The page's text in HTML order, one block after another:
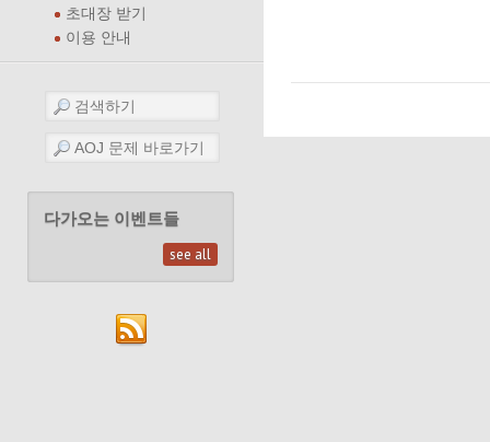
초대장 받기
이용 안내
다가오는 이벤트들
see all